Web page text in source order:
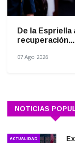
De la
recuperación...
07 Ago 2026
NOTICIAS
ACTUALIDAD